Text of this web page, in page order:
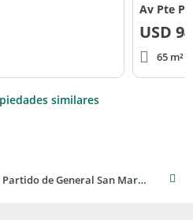
Av Pte
USD
65 m²
similares
Departamento con cochera en Partido de General San Martín - Oportunidad de Compra